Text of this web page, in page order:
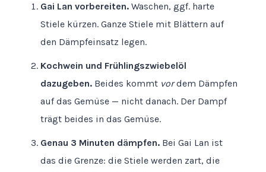
Gai Lan vorbereiten. Waschen, ggf. harte
Stiele kürzen. Ganze Stiele mit Blättern auf
den Dämpfeinsatz legen.
Kochwein und Frühlingszwiebelöl
dazugeben. Beides kommt vordem Dämpfen
auf das Gemüse — nicht danach. Der Dampf
trägt beides in das Gemüse.
Genau 3 Minuten dämpfen. Bei Gai Lan ist
das die Grenze: die Stiele werden zart, die